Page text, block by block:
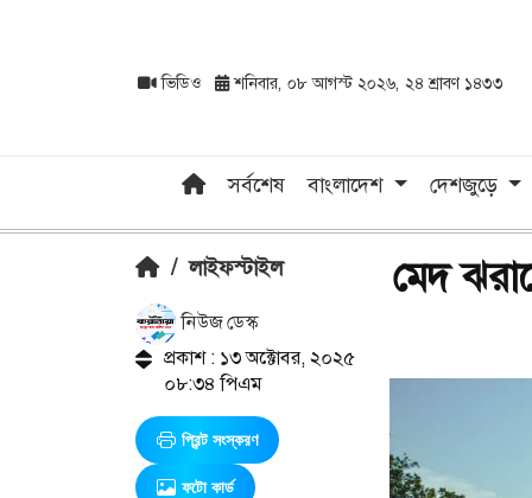
ভিডিও শনিবার, ০৮ আগস্ট ২০২৬, ২৪ শ্রাবণ ১৪৩৩
সর্বশেষ বাংলাদেশ দেশজুড়ে
/ লাইফস্টাইল
নিউজ ডেস্ক
প্রকাশ : ১৩ অক্টোবর, ২০২৫
০৮:৩৪ পিএম
প্রিন্ট সংস্করণ
ফটো কার্ড
মেদ